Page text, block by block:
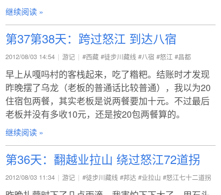
继续阅读 »
第37第38天：跨过怒江 到达八宿
2012/08/03 14:54 游记 #西藏 #徒步川藏线 #八宿 #怒江 #昌都
早上从嘎吗村的客栈起来，吃了糌粑。结账时才发现
昨晚摆了乌龙（老板的普通话比较普通），我以为20
住宿包两餐，其实老板是说两餐要加十元。不过最后
老板并没有多收10元，还是按20包两餐算的。
继续阅读 »
第36天：翻越业拉山 绕过怒江72道拐
2012/08/03 11:34 游记 #徒步川藏线 #邦达 #业拉山 #怒江七十二道拐